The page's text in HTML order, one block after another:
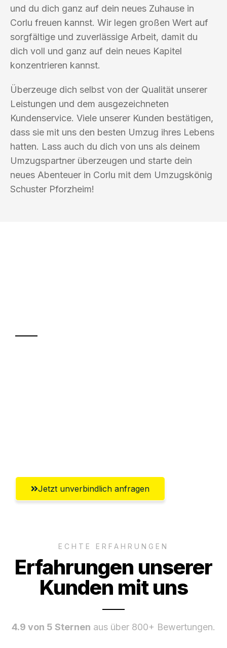
und du dich ganz auf dein neues Zuhause in
Corlu freuen kannst. Wir legen großen Wert auf
sorgfältige und zuverlässige Arbeit, damit du
dich voll und ganz auf dein neues Kapitel
konzentrieren kannst.
Überzeuge dich selbst von der Qualität unserer
Leistungen und dem ausgezeichneten
Kundenservice. Viele unserer Kunden bestätigen,
dass sie mit uns den besten Umzug ihres Lebens
hatten. Lass auch du dich von uns als deinem
Umzugspartner überzeugen und starte dein
neues Abenteuer in Corlu mit dem Umzugskönig
Schuster Pforzheim!
Jetzt unverbindlich anfragen
ECHTE ERFAHRUNGEN
Erfahrungen unserer
Kunden mit uns
4.9 von 5 Sternen aus über 800+ Bewertungen.